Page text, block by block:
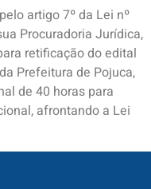
artigo 7º da Lei nº
Procuradoria Jurídica,
retificação do edital
Prefeitura de Pojuca,
de 40 horas para
afrontando a Lei